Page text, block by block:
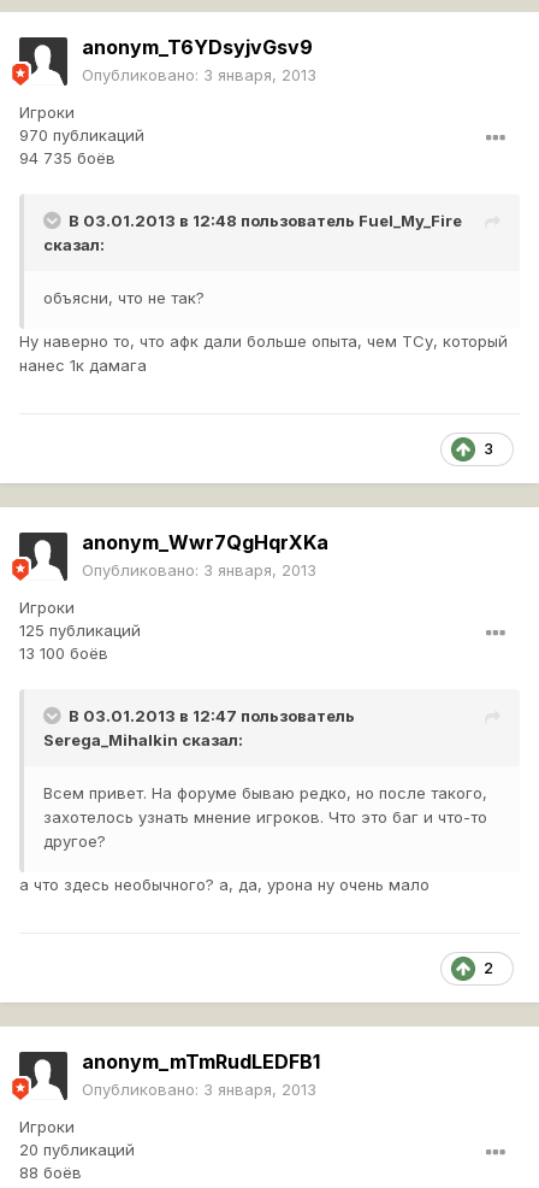
anonym_T6YDsyjvGsv9
Опубликовано: 3 января, 2013
Игроки
970 публикаций
94 735 боёв
В 03.01.2013 в 12:48 пользователь Fuel_My_Fire
сказал:
объясни, что не так?
Ну наверно то, что афк дали больше опыта, чем ТСу, который
нанес 1к дамага
3
anonym_Wwr7QgHqrXKa
Опубликовано: 3 января, 2013
Игроки
125 публикаций
13 100 боёв
В 03.01.2013 в 12:47 пользователь
Serega_Mihalkin сказал:
Всем привет. На форуме бываю редко, но после такого,
захотелось узнать мнение игроков. Что это баг и что-то
другое?
а что здесь необычного? а, да, урона ну очень мало
2
anonym_mTmRudLEDFB1
Опубликовано: 3 января, 2013
Игроки
20 публикаций
88 боёв